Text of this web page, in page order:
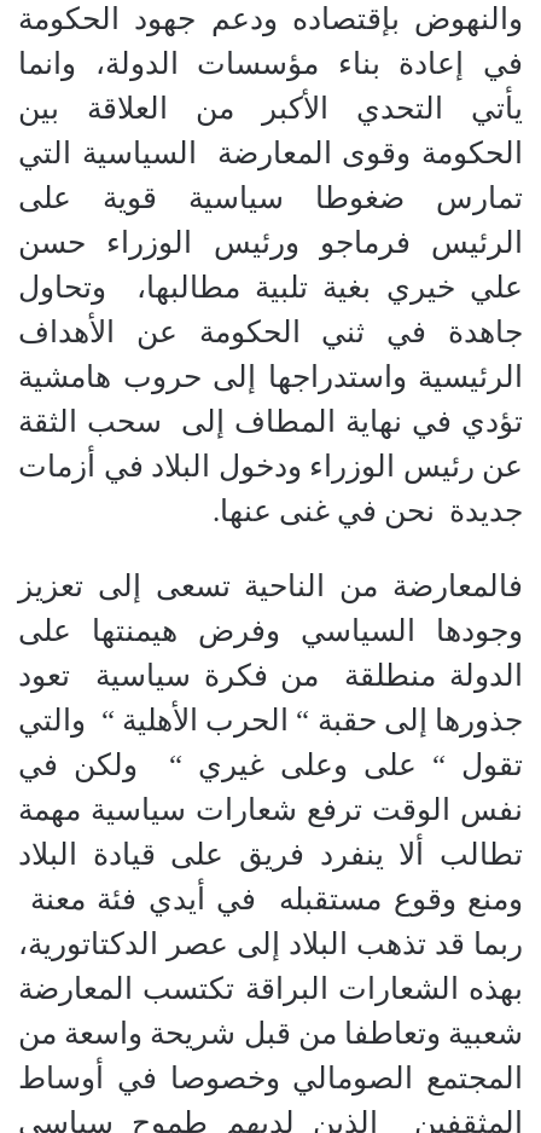
والنهوض بإقتصاده ودعم جهود الحكومة
في إعادة بناء مؤسسات الدولة، وانما
يأتي التحدي الأكبر من العلاقة بين
الحكومة وقوى المعارضة
السياسية التي
تمارس ضغوطا سياسية قوية على
الرئيس فرماجو ورئيس الوزراء حسن
علي خيري بغية تلبية مطالبها،
وتحاول
جاهدة في ثني الحكومة عن الأهداف
الرئيسية واستدراجها إلى حروب هامشية
تؤدي في نهاية المطاف إلى
سحب الثقة
عن رئيس الوزراء ودخول البلاد في أزمات
جديدة نحن في غنى عنها.
فالمعارضة من الناحية تسعى إلى تعزيز
وجودها السياسي وفرض هيمنتها على
الدولة منطلقة
من فكرة سياسية
تعود
جذورها إلى حقبة “ الحرب الأهلية “ والتي
تقول “ على وعلى غيري “
ولكن في
نفس الوقت ترفع شعارات سياسية مهمة
تطالب ألا ينفرد فريق على قيادة البلاد
ومنع وقوع مستقبله
في أيدي فئة معنة
ربما قد تذهب البلاد إلى عصر الدكتاتورية،
بهذه الشعارات البراقة تكتسب المعارضة
شعبية وتعاطفا من قبل شريحة واسعة من
المجتمع الصومالي وخصوصا في أوساط
المثقفين
الذين لديهم طموح سياسي